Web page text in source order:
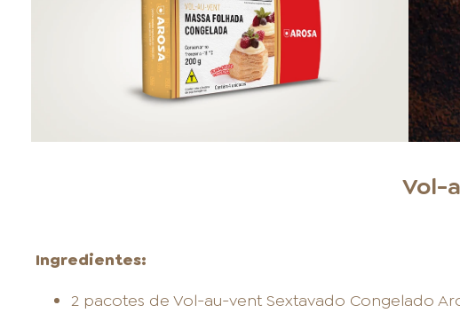
INVERNO
Vol-
Ingredientes:
2 pacotes de Vol-au-vent Sextavado Congelado